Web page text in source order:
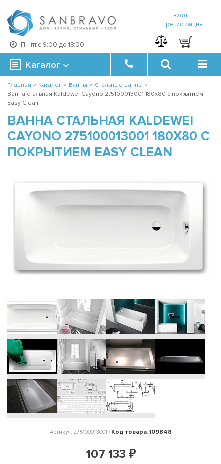
Пн-пт с 9:00 до 18:00
вход
регистрация
Каталог
Главная > Каталог > Ванны > Стальные ванны >
Ванна стальная Kaldewei Cayono 275100013001 180x80 с покрытием
Easy Clean
ВАННА СТАЛЬНАЯ KALDEWEI
CAYONO 275100013001 180X80 С
ПОКРЫТИЕМ EASY CLEAN
Артикул: 275100013001 / Код товара: 109848
107 133 ₽